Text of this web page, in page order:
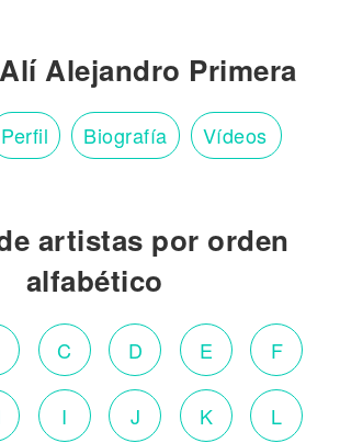
Alejandro Primera
Perfil Biografía Vídeos
artistas por orden
alfabético
C D E F
I J K L